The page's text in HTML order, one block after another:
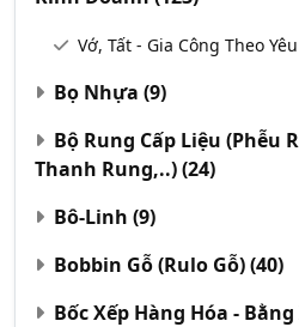
Vớ, Tất - Gia Công Theo
Bọ Nhựa (9)
Bộ Rung Cấp Liệu (Phễu
Thanh Rung,..)(24)
Bô-Linh (9)
Bobbin Gỗ (Rulo Gỗ)(40)
Bốc Xếp Hàng Hóa -